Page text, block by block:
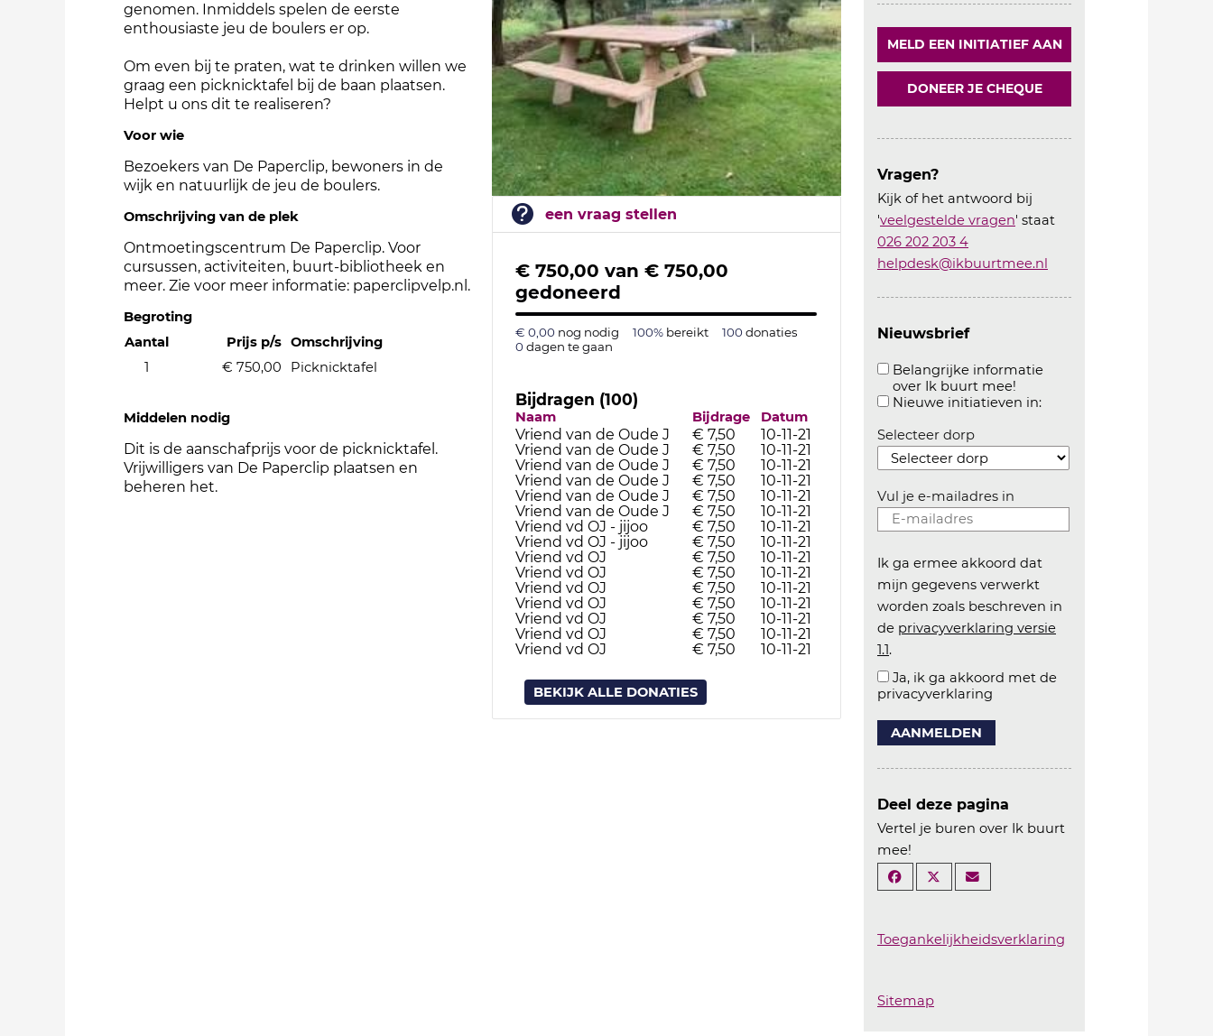
een vraag stellen
€ 750,00 van € 750,00
gedoneerd
€ 0,00 nog nodig 100% bereikt 100donaties
0dagen te gaan
Bijdragen (100)
Naam Bijdrage Datum
Vriend van de Oude J € 7,50
10-11-21
Vriend van de Oude J
€ 7,50
10-11-21
Vriend van de Oude J
€ 7,50
10-11-21
Vriend van de Oude J
€ 7,50
10-11-21
Vriend van de Oude J
€ 7,50
10-11-21
Vriend van de Oude J
€ 7,50
10-11-21
Vriend vd OJ - jijoo
€ 7,50
10-11-21
Vriend vd OJ - jijoo
€ 7,50
10-11-21
Vriend vd OJ
€ 7,50
10-11-21
Vriend vd OJ
€ 7,50
10-11-21
Vriend vd OJ
€ 7,50
10-11-21
Vriend vd OJ
€ 7,50
10-11-21
Vriend vd OJ
€ 7,50
10-11-21
Vriend vd OJ
€ 7,50
10-11-21
Vriend vd OJ
€ 7,50 10-11-21
BEKIJK ALLE DONATIES
genomen. Inmiddels spelen de eerste
enthousiaste jeu de boulers er op.
Om even bij te praten, wat te drinken willen we
graag een picknicktafel bij de baan plaatsen.
Helpt u ons dit te realiseren?
Voor wie
Bezoekers van De Paperclip, bewoners in de
wijk en natuurlijk de jeu de boulers.
Omschrijving van de plek
Ontmoetingscentrum De Paperclip. Voor
cursussen, activiteiten, buurt-bibliotheek en
meer. Zie voor meer informatie: paperclipvelp.nl.
Begroting
Aantal
Prijs p/s Omschrijving
1
€ 750,00 Picknicktafel
Middelen nodig
Dit is de aanschafprijs voor de picknicktafel.
Vrijwilligers van De Paperclip plaatsen en
beheren het.
MELD EEN INITIATIEF AAN
DONEER JE CHEQUE
Vragen?
Kijk of het antwoord bij
'veelgestelde vragen' staat
026 202 203 4
helpdesk@ikbuurtmee.nl
Nieuwsbrief
Belangrijke informatie
over Ik buurt mee!
Aanvinken om belangrijke informatie over
Nieuwe initiatieven in:Aanvinken om
Selecteer dorp
Vul je e-mailadres in
Ik ga ermee akkoord dat
mijn gegevens verwerkt
worden zoals beschreven in
de privacyverklaring versie
1.1.
Ja, ik ga akkoord met de
privacyverklaring
AANMELDEN
Deel deze pagina
Vertel je buren over Ik buurt
mee!
Toegankelijkheidsverklaring
Sitemap